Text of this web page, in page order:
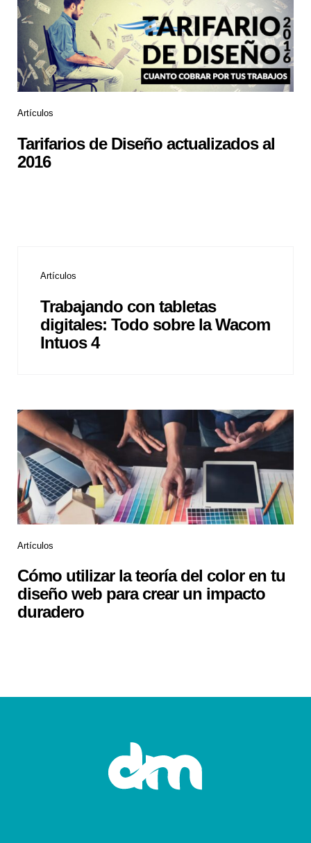
Artículos
Tarifarios de Diseño actualizados al
2016
Artículos
Trabajando con tabletas
digitales: Todo sobre la Wacom
Intuos 4
Artículos
Cómo utilizar la teoría del color en tu
diseño web para crear un impacto
duradero